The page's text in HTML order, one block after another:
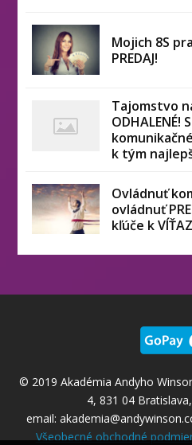
Mojich 8S
PREDAJ!
Tajomstvo
ODHALENÉ!
k tým
Ovládnuť
ovládnuť
kľúče k
© 2019 Akadémia Andyho
4, 831 04
email:
Všeobecné obchodné